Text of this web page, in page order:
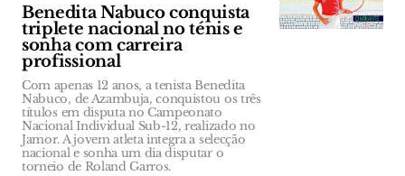
Benedita Nabuco conquista
triplete nacional no ténis e
sonha com carreira
profissional
Com apenas 12 anos, a tenista Benedita
Nabuco, de Azambuja, conquistou os três
títulos em disputa no Campeonato
Nacional Individual Sub-12, realizado no
Jamor. A jovem atleta integra a selecção
nacional e sonha um dia disputar o
torneio de Roland Garros.